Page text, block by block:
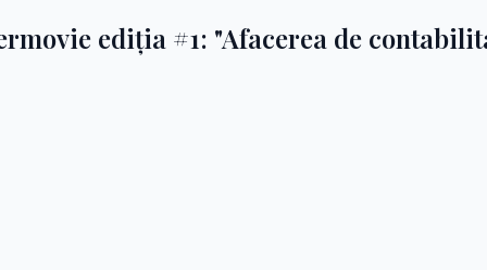
ediția #1: "Afacerea de